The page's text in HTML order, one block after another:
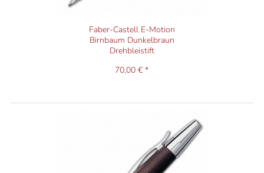
Faber-Castell E-Motion
Birnbaum Dunkelbraun
Drehbleistift
70,00 € *